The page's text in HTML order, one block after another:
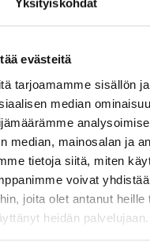
Yksityiskohdat
evästeitä
tarjoamamme sisällön
median
median, mainosalan ja
tietoja siitä, miten
voivat
joita olet antanut heille
heidän palvelujaan.
kaivos
pilotoi uuden
sekä
jalostusasteen tuotteisiin,
ja
joiden kysyntä kasvaa
toisiinsa kytkeytyvän
Näin